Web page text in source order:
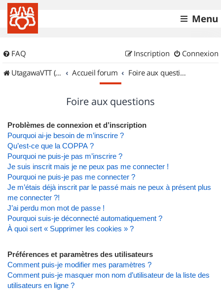
Menu
FAQ Connexion
Inscription
UtagawaVTT (Randos VTT et VTTAE avec traces GPS)
Accueil forum Foire aux questions
Foire aux questions
Problèmes de connexion et d’inscription
Pourquoi ai-je besoin de m’inscrire ?
Qu’est-ce que la COPPA ?
Pourquoi ne puis-je pas m’inscrire ?
Je suis inscrit mais je ne peux pas me connecter !
Pourquoi ne puis-je pas me connecter ?
Je m’étais déjà inscrit par le passé mais ne peux à présent plus
me connecter ?!
J’ai perdu mon mot de passe !
Pourquoi suis-je déconnecté automatiquement ?
À quoi sert « Supprimer les cookies » ?
Préférences et paramètres des utilisateurs
Comment puis-je modifier mes paramètres ?
Comment puis-je masquer mon nom d’utilisateur de la liste des
utilisateurs en ligne ?